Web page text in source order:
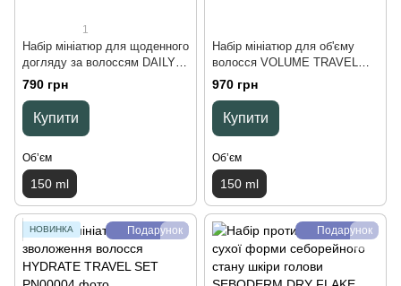
1
Набір мініатюр для щоденного
догляду за волоссям DAILY
TRAVEL SET, 150 ml
790 грн
Купити
Обʼєм
150 ml
Набір мініатюр для об'єму
волосся VOLUME TRAVEL
SET, 150 ml
970 грн
Купити
Обʼєм
150 ml
Подарунок
НОВИНКА Подарунок